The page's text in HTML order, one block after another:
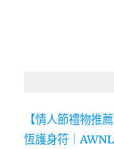
【情人節禮物推
恆護身符｜